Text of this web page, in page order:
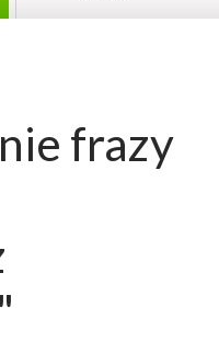
frazy